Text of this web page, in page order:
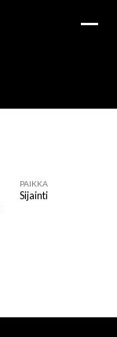
PAIKKA
Sijainti